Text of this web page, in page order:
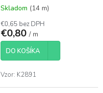
Skladom (14 m)
€0,65 bez DPH
€0,80 / m
DO KOŠÍKA
Vzor: K2891